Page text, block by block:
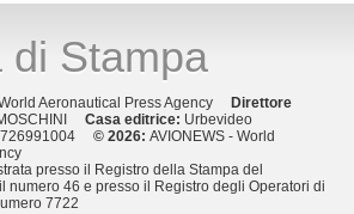
di Stampa
Aeronautical Press Agency
Direttore
Casa editrice: Urbevideo
© 2026: AVIONEWS - World
presso il Registro della Stampa del
numero 46 e presso il Registro degli Operatori di
7722